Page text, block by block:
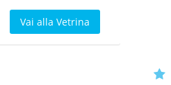
Vai alla Vetrina